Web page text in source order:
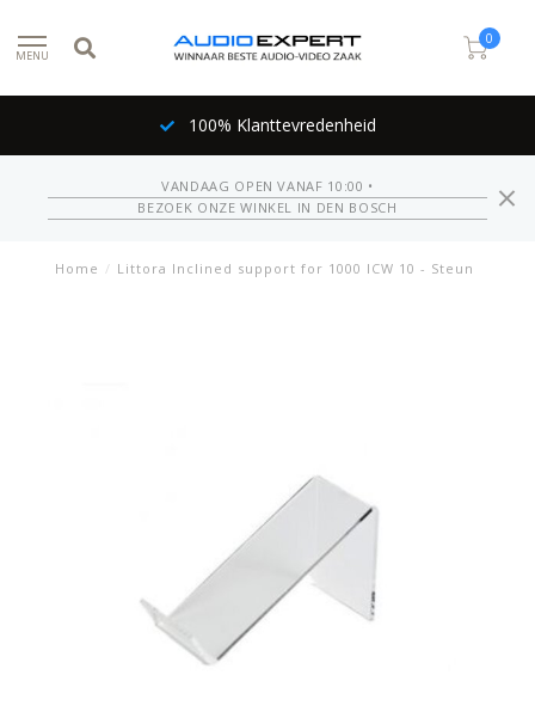
MENU
0
100% Klanttevredenheid
VANDAAG OPEN VANAF 10:00 •
BEZOEK ONZE WINKEL IN DEN BOSCH
Home / Littora Inclined support for 1000 ICW 10 - Steun